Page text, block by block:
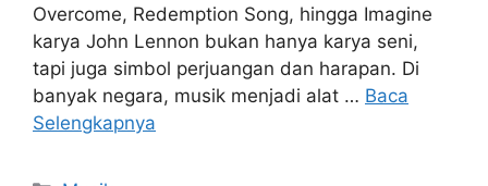
Overcome, Redemption Song, hingga Imagine
karya John Lennon bukan hanya karya seni,
tapi juga simbol perjuangan dan harapan. Di
banyak negara, musik menjadi alat … Baca
Selengkapnya